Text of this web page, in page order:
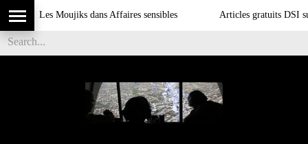
Les Moujiks dans Affaires sensibles Articles gratuits DSI sur